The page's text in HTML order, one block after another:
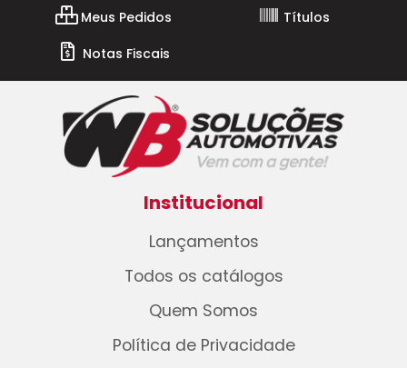
Meus Pedidos
Títulos
Notas Fiscais
Institucional
Lançamentos
Todos os catálogos
Quem Somos
Política de Privacidade